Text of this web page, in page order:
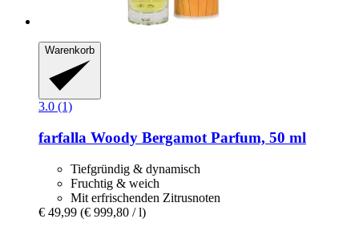
Warenkorb
3.0 (1)
farfalla Woody Bergamot Parfum, 50 ml
Tiefgründig & dynamisch
Fruchtig & weich
Mit erfrischenden Zitrusnoten
€ 49,99 (€ 999,80 / l)